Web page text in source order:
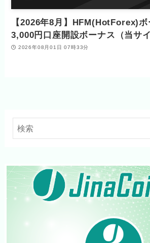
【2026年8月】HFM(HotForex)ボ
3,000円口座開設ボーナス（当サイ
2026年08月01日 07時33分